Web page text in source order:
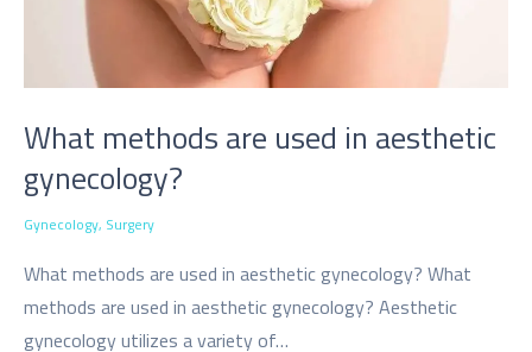
What methods are used in aesthetic
gynecology?
Gynecology, Surgery
What methods are used in aesthetic gynecology? What
methods are used in aesthetic gynecology? Aesthetic
gynecology utilizes a variety of…